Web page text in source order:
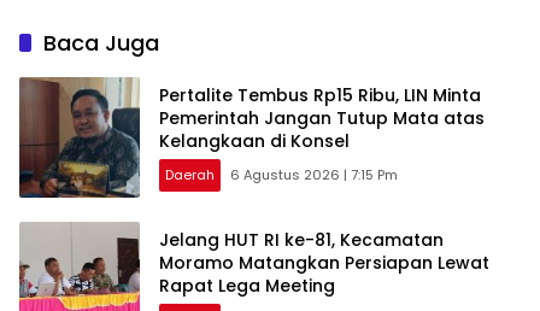
Kampung Nelayan
Baca Juga
‎Pertalite Tembus Rp15 Ribu, LIN Minta
Pemerintah Jangan Tutup Mata atas
Kelangkaan di Konsel
Daerah 6 Agustus 2026 | 7:15 Pm
‎Jelang HUT RI ke-81, Kecamatan
Moramo Matangkan Persiapan Lewat
Rapat Lega Meeting